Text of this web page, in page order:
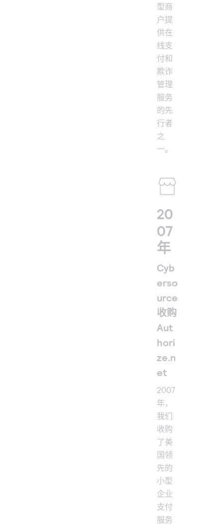
型商
户提
供在
线支
付和
欺诈
管理
服务
的先
行者
之
一。
20
07
年
Cyb
erso
urce
收购
Aut
hori
ze.n
et
2007
年，
我们
收购
了美
国领
先的
小型
企业
支付
服务